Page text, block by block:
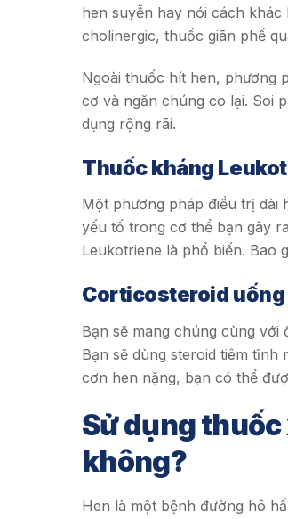
hen suyễn hay nói cách
cholinergic, thuốc giãn phế
Ngoài thuốc hít hen, phương
cơ và ngăn chúng co lại. Soi
dụng rộng rãi.
Thuốc kháng
Một phương pháp điều trị dài
yếu tố trong cơ thể bạn gây
Leukotriene là phổ biến. Bao
Corticosteroid
Bạn sẽ mang chúng cùng
Bạn sẽ dùng steroid tiêm
cơn hen nặng, bạn có thể
Sử dụng
không?
Hen là một bệnh đường hô